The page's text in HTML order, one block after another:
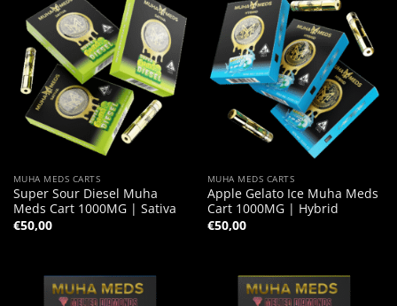
MUHA MEDS CARTS
Super Sour Diesel Muha
Meds Cart 1000MG | Sativa
€50,00
MUHA MEDS CARTS
Apple Gelato Ice Muha Meds
Cart 1000MG | Hybrid
€50,00